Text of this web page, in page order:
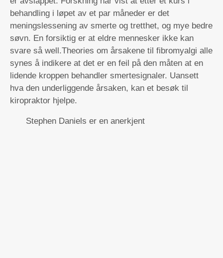
behandling i løpet av et par måneder er det
meningslessening av smerte og tretthet, og mye bedre
søvn. En forsiktig er at eldre mennesker ikke kan
svare så well.Theories om årsakene til fibromyalgi alle
synes å indikere at det er en feil på den måten at en
lidende kroppen behandler smertesignaler. Uansett
hva den underliggende årsaken, kan et besøk til
kiropraktor hjelpe.
Stephen Daniels er en anerkjent